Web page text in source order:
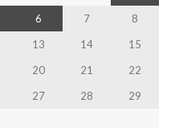
6 7
8
13 14
15
20 21
22
27 28
29